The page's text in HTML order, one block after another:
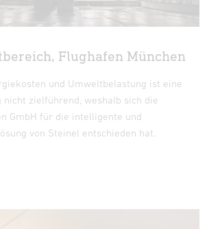
Flughafen München
und Umweltbelastung ist eine
nicht zielführend, weshalb sich die
GmbH für die intelligente und
von Steinel entschieden hat.